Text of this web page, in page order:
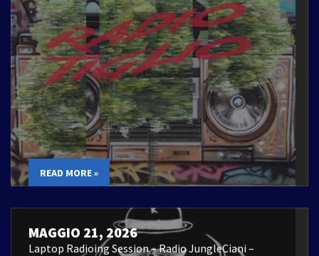
READ MORE »
MAGGIO 21, 2026
Laptop Radioing Session – Radio JungleCiani –